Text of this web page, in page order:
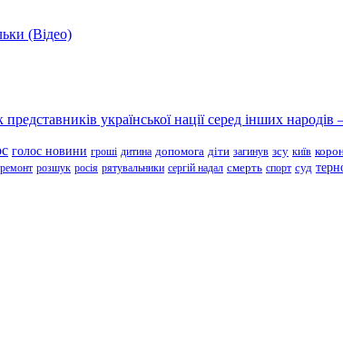
(Відео)
української нації серед інших народів
голос новини гроші дитина допомога діти загинув зсу київ
ремонт розшук росія рятувальники сергій надал смерть спорт суд